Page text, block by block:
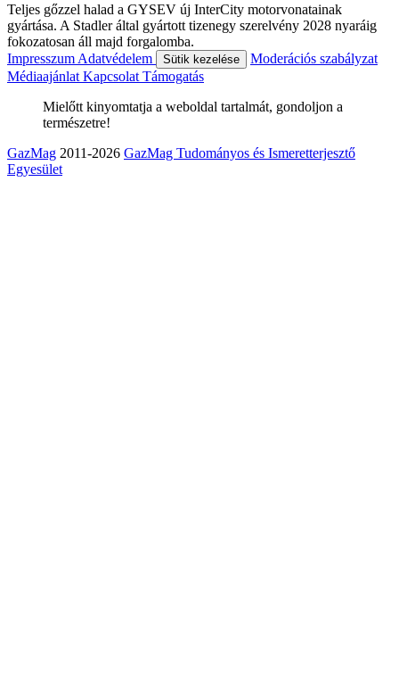
Teljes gőzzel halad a GYSEV új InterCity motorvonatainak
gyártása. A Stadler által gyártott tizenegy szerelvény 2028 nyaráig
fokozatosan áll majd forgalomba.
Impresszum Adatvédelem Sütik kezelése
Moderációs szabályzat
Médiaajánlat Kapcsolat Támogatás
Mielőtt kinyomtatja a weboldal tartalmát, gondoljon a
természetre!
GazMag 2011-2026 GazMag Tudományos és Ismeretterjesztő
Egyesület